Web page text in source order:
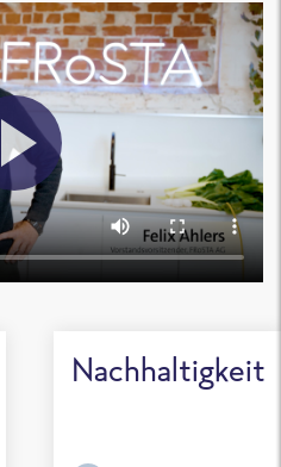
Nachhaltigkeit